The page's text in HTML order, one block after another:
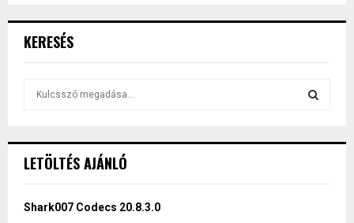
KERESÉS
h
o
LETÖLTÉS AJÁNLÓ
Shark007 Codecs 20.8.3.0